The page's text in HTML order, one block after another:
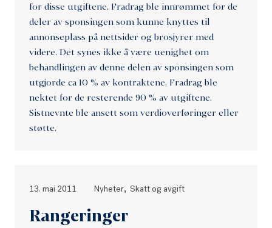
for disse utgiftene. Fradrag ble innrømmet for de
deler av sponsingen som kunne knyttes til
annonseplass på nettsider og brosjyrer med
videre. Det synes ikke å være uenighet om
behandlingen av denne delen av sponsingen som
utgjorde ca 10 % av kontraktene. Fradrag ble
nektet for de resterende 90 % av utgiftene.
Sistnevnte ble ansett som verdioverføringer eller
støtte.
13. mai 2011 Nyheter, Skatt og avgift
Rangeringer